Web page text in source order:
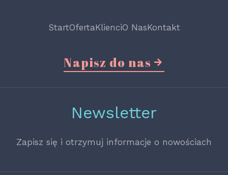
StartOfertaKlienciO NasKontakt
Napisz do nas
Newsletter
Zapisz się i otrzymuj informacje o nowościach